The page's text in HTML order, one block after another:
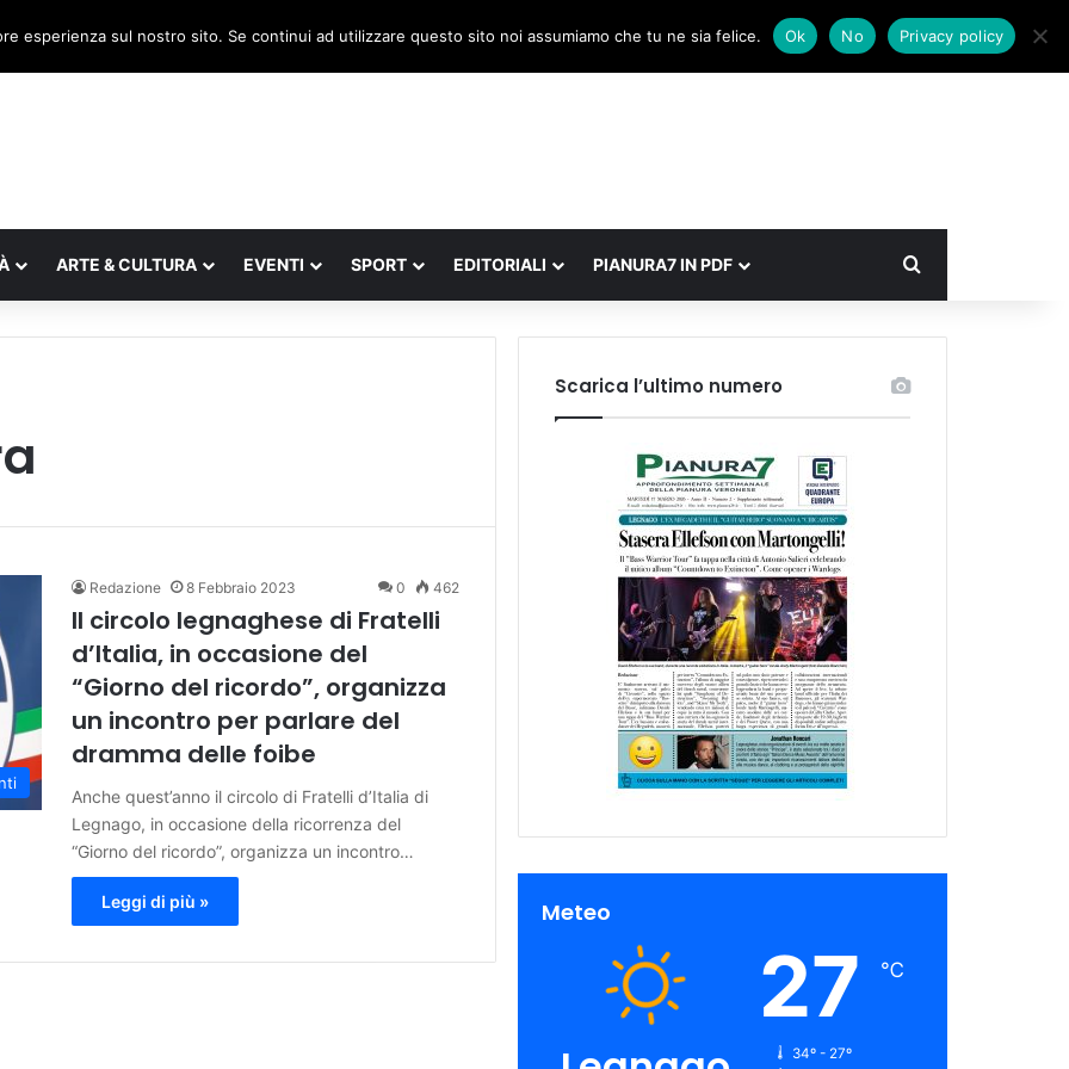
Facebook
X Instagram
AccediUn articolo a caso
Barra laterale
ARTE & CULTURA EVENTI SPORT EDITORIALI PIANURA7 IN PDF Cerca
Redazione 8 Febbraio 2023 0 462
Il circolo legnaghese di Fratelli
d’Italia, in occasione del
“Giorno del ricordo”, organizza
un incontro per parlare del
dramma delle foibe
Anche quest’anno il circolo di Fratelli d’Italia di
Legnago, in occasione della ricorrenza del
“Giorno del ricordo”, organizza un incontro…
Leggi di più »
Scarica l’ultimo numero
Meteo
27 ℃
34º - 27º
esperienza sul nostro sito. Se continui ad utilizzare questo sito noi assumiamo che tu ne sia felice. Ok No Privacy policy